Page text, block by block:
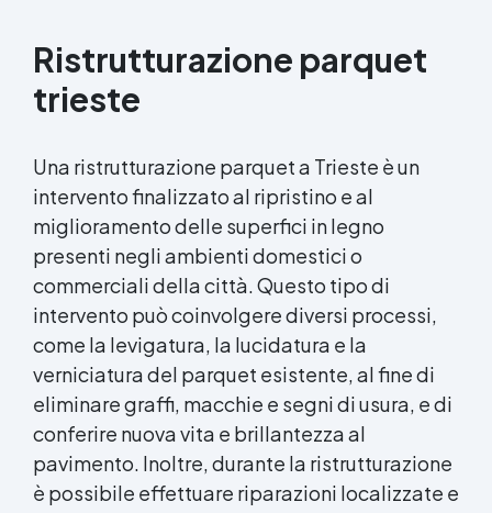
Ristrutturazione parquet
trieste
Una ristrutturazione parquet a Trieste è un
intervento finalizzato al ripristino e al
miglioramento delle superfici in legno
presenti negli ambienti domestici o
commerciali della città. Questo tipo di
intervento può coinvolgere diversi processi,
come la levigatura, la lucidatura e la
verniciatura del parquet esistente, al fine di
eliminare graffi, macchie e segni di usura, e di
conferire nuova vita e brillantezza al
pavimento. Inoltre, durante la ristrutturazione
è possibile effettuare riparazioni localizzate e